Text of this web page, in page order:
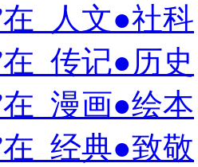
在 人文●社科
在 传记●历史
在 漫画●绘本
在 经典●致敬